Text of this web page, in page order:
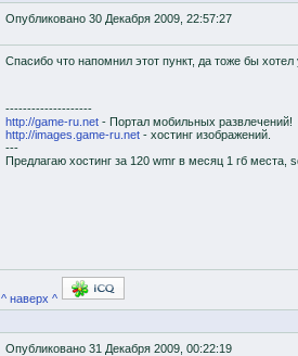
Опубликовано 30 Декабря 2009, 22:57:27
Спасибо что напомнил этот пункт, да тоже бы
--------------------
http://game-ru.net - Портал мобильных развлечений!
http://images.game-ru.net - хостинг изображений.
---
Предлагаю хостинг за 120 wmr в месяц 1 гб места,
^ наверх ^
Опубликовано 31 Декабря 2009, 00:22:19